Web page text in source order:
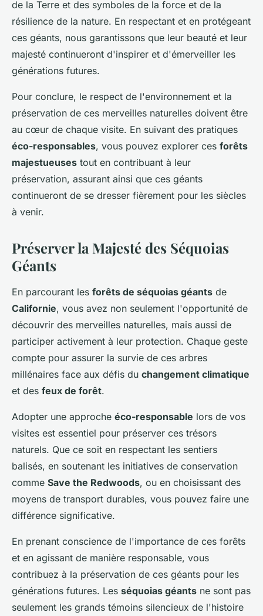
de la Terre et des symboles de la force et de la
résilience de la nature. En respectant et en protégeant
ces géants, nous garantissons que leur beauté et leur
majesté continueront d'inspirer et d'émerveiller les
générations futures.
Pour conclure, le respect de l'environnement et la
préservation de ces merveilles naturelles doivent être
au cœur de chaque visite. En suivant des pratiques
éco-responsables, vous pouvez explorer ces forêts
majestueuses tout en contribuant à leur
préservation, assurant ainsi que ces géants
continueront de se dresser fièrement pour les siècles
à venir.
Préserver la Majesté des Séquoias
Géants
En parcourant les forêts de séquoias géants de
Californie, vous avez non seulement l'opportunité de
découvrir des merveilles naturelles, mais aussi de
participer activement à leur protection. Chaque geste
compte pour assurer la survie de ces arbres
millénaires face aux défis du changement climatique
et des feux de forêt.
Adopter une approche éco-responsable lors de vos
visites est essentiel pour préserver ces trésors
naturels. Que ce soit en respectant les sentiers
balisés, en soutenant les initiatives de conservation
comme Save the Redwoods, ou en choisissant des
moyens de transport durables, vous pouvez faire une
différence significative.
En prenant conscience de l'importance de ces forêts
et en agissant de manière responsable, vous
contribuez à la préservation de ces géants pour les
générations futures. Les séquoias géants ne sont pas
seulement les grands témoins silencieux de l'histoire